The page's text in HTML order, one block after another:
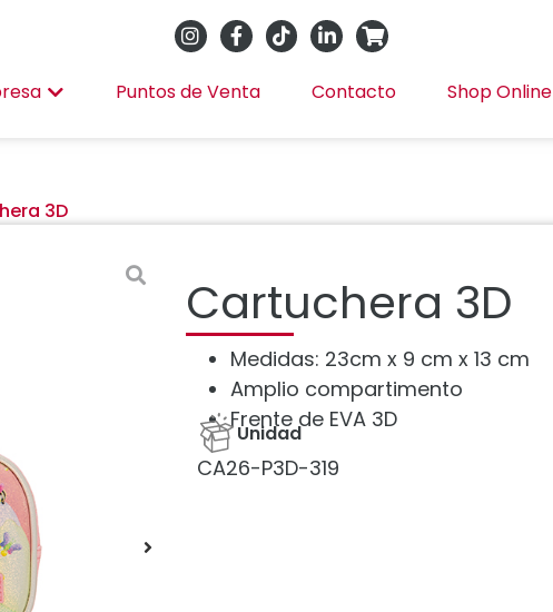
Puntos de Venta Contacto Shop Online
3D
Cartuchera 3D
Medidas: 23cm x 9 cm x 13 cm
Amplio compartimento
Frente de EVA 3D
Unidad
CA26-P3D-319